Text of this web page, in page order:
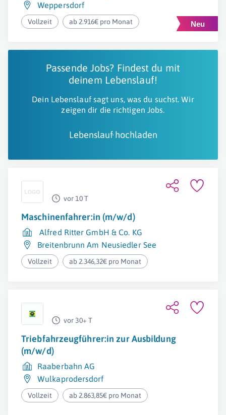
Weppersdorf
Vollzeit ab 2.916€ pro Monat
Passende Jobs? Findest du mit
deinem Lebenslauf!
Dein Lebenslauf sagt uns, was du suchst. Wir
zeigen dir die richtigen Jobs.
Lebenslauf hochladen
vor 10 T
Maschinenfahrer:in (m/w/d)
Alfred Ritter GmbH & Co. KG
Breitenbrunn Am Neusiedler See
Vollzeit ab 2.346,32€ pro Monat
vor 30+ T
Triebfahrzeugführer:in zur Ausbildung
(m/w/d)
Raaberbahn AG
Wulkaprodersdorf
Vollzeit ab 2.863,85€ pro Monat